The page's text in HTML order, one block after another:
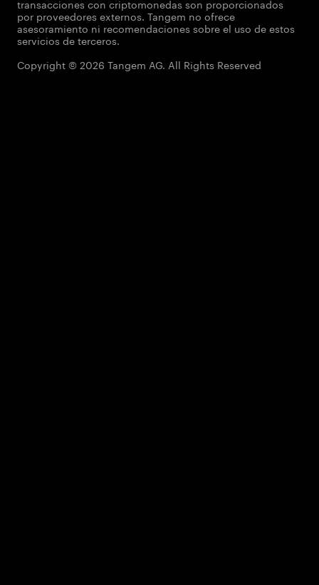
transacciones con criptomonedas son proporcionados
por proveedores externos. Tangem no ofrece
asesoramiento ni recomendaciones sobre el uso de estos
servicios de terceros.